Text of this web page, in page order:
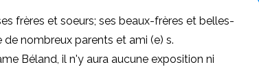
frères et soeurs; ses beaux-frères et belles-
de nombreux parents et ami (e) s.
Béland, il n'y aura aucune exposition ni